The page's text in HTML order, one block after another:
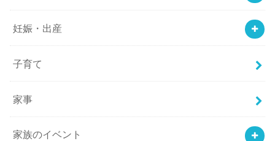
妊娠・出産
子育て
家事
家族のイベント